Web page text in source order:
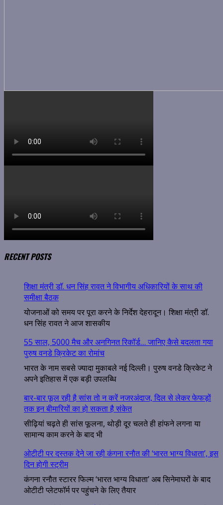
RECENT POSTS
शिक्षा मंत्री डॉ. धन सिंह रावत ने विभागीय अधिकारियों के साथ की
समीक्षा बैठक
योजनाओं को समय पर पूरा करने के निर्देश देहरादून। शिक्षा मंत्री डॉ.
धन सिंह रावत ने आज शासकीय
55 साल, 5000 मैच और अनगिनत रिकॉर्ड… जानिए कैसे बदलता गया
पुरुष वनडे क्रिकेट का रोमांच
भारत के नाम सबसे ज्यादा मुकाबले नई दिल्ली। पुरुष वनडे क्रिकेट ने
अपने इतिहास में एक बड़ी उपलब्धि
बार-बार फूल रही है सांस तो न करें नजरअंदाज, दिल से लेकर फेफड़ों
तक इन बीमारियों का हो सकता है संकेत
सीढ़ियां चढ़ते ही सांस फूलना, थोड़ी दूर चलते ही हांफने लगना या
सामान्य काम करने के बाद भी
ओटीटी पर दस्तक देने जा रही कंगना रनौत की ‘भारत भाग्य विधाता’, इस
दिन होगी स्ट्रीम
कंगना रनौत स्टारर फिल्म ‘भारत भाग्य विधाता’ अब सिनेमाघरों के बाद
ओटीटी प्लेटफॉर्म पर पहुंचने के लिए तैयार